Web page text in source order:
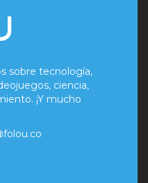
sobre tecnología,
ciencia,
¡Y mucho